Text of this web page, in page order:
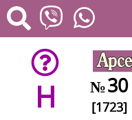
H №30
[1723]